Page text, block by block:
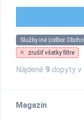
Služby iné (odbor
zrušiť všetky filtre
Nájdené 9 dopyty v
Magazín